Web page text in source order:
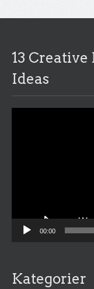
13
Ideas
00:00
Kategorier